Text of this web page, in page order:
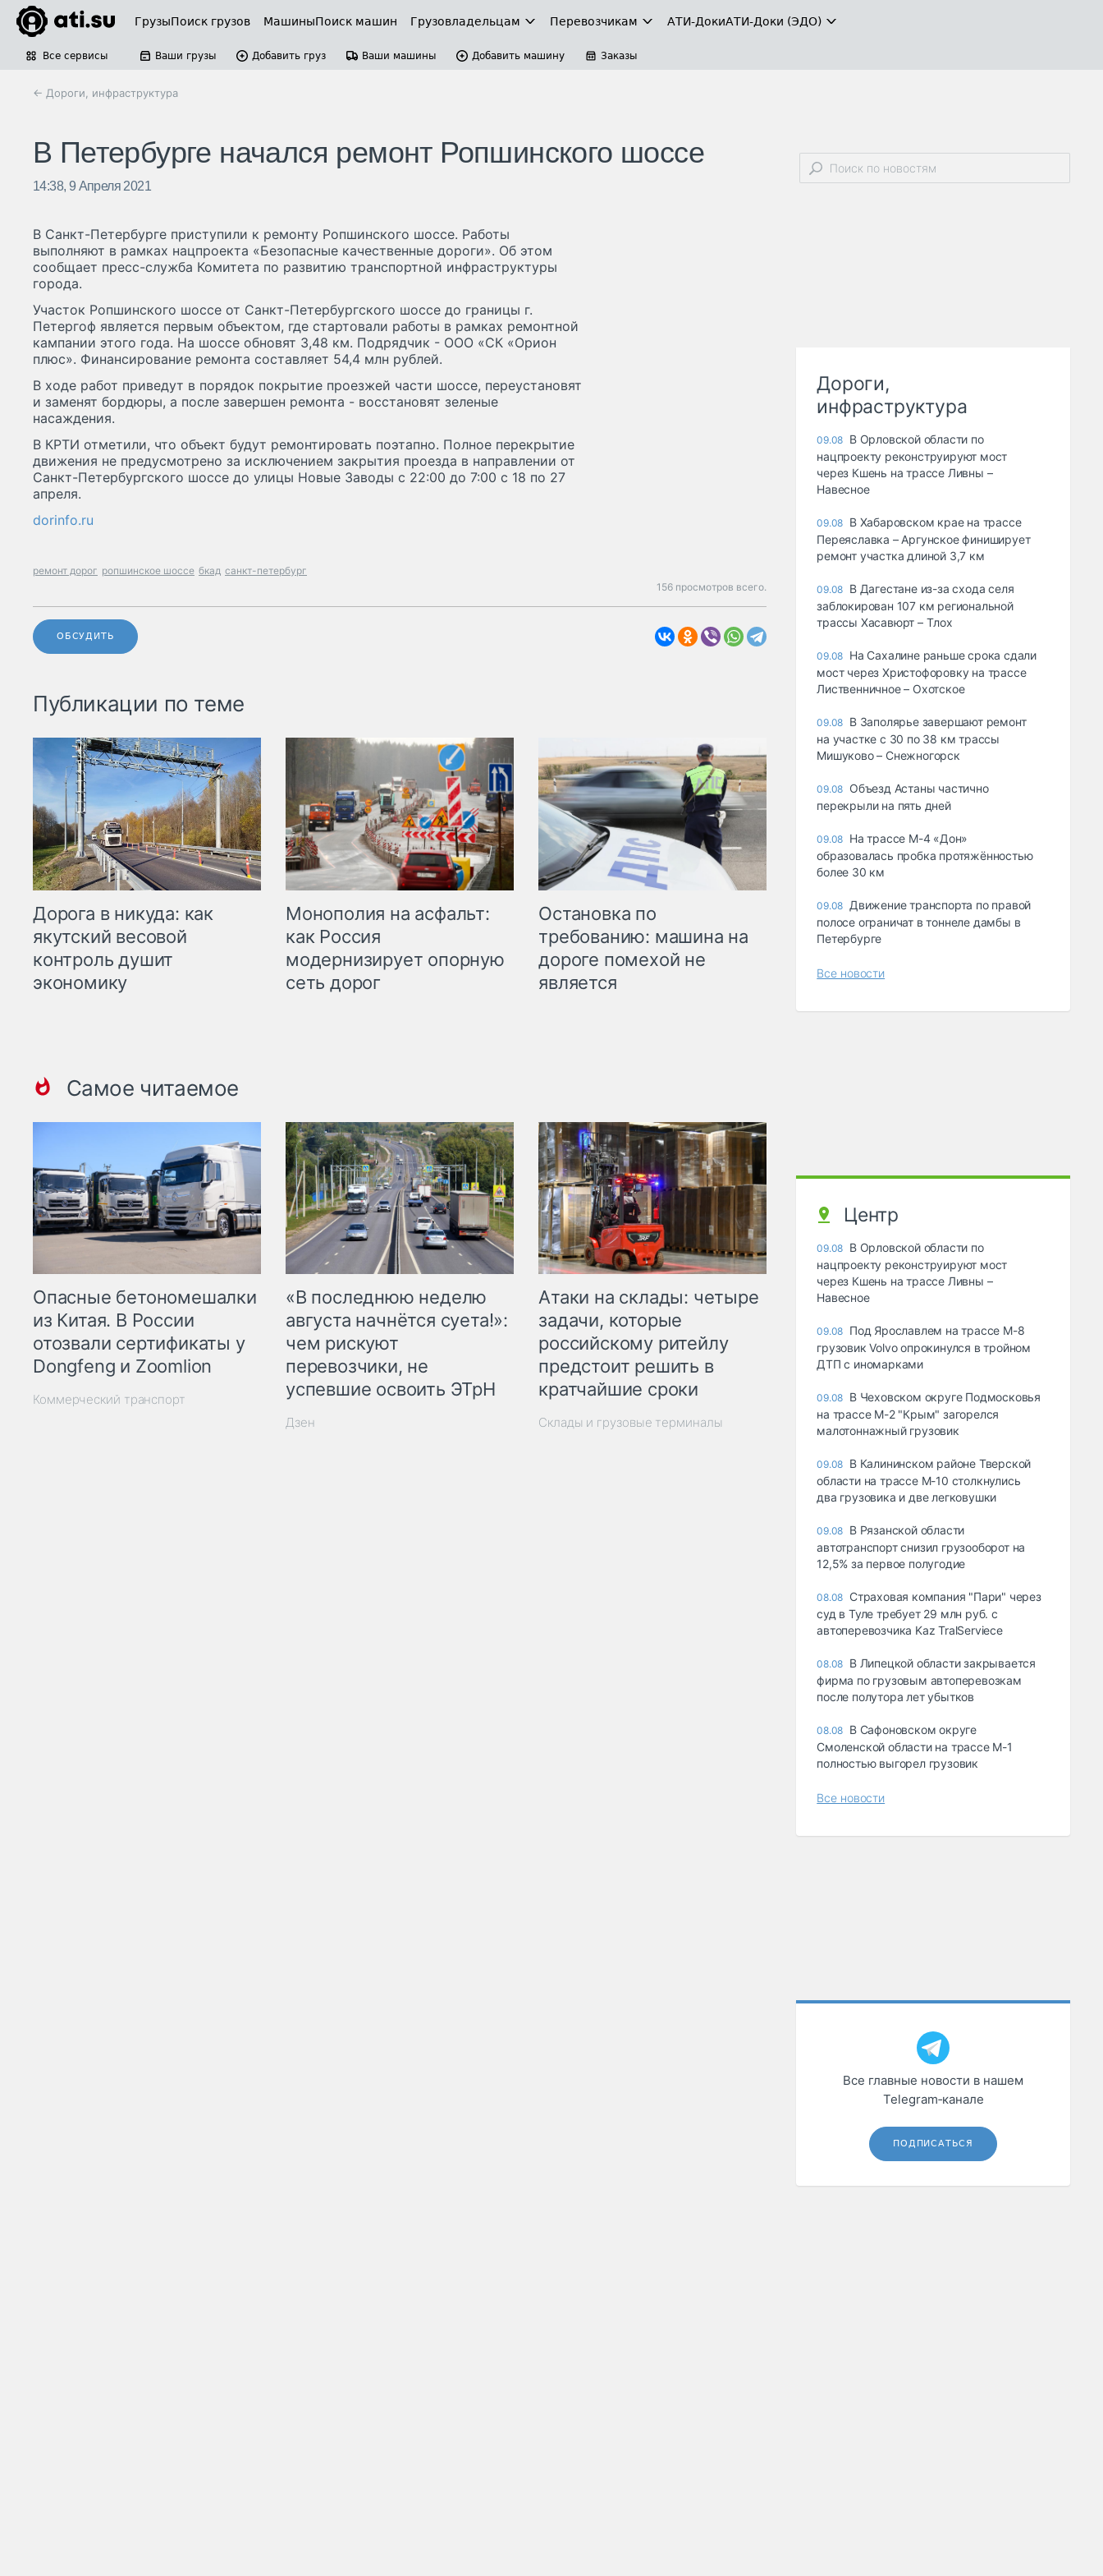
ГрузыПоиск грузов МашиныПоиск машин Грузовладельцам Перевозчикам АТИ-ДокиАТИ-Доки (ЭДО)
Все сервисы Ваши грузы Добавить груз Ваши машины Добавить машину Заказы
← Дороги, инфраструктура
В Петербурге начался ремонт Ропшинского шоссе
14:38, 9 Апреля 2021
В Санкт-Петербурге приступили к ремонту Ропшинского шоссе. Работы
выполняют в рамках нацпроекта «Безопасные качественные дороги». Об этом
сообщает пресс-служба Комитета по развитию транспортной инфраструктуры
города.
Участок Ропшинского шоссе от Санкт-Петербургского шоссе до границы г.
Петергоф является первым объектом, где стартовали работы в рамках ремонтной
кампании этого года. На шоссе обновят 3,48 км. Подрядчик - ООО «СК «Орион
плюс». Финансирование ремонта составляет 54,4 млн рублей.
В ходе работ приведут в порядок покрытие проезжей части шоссе, переустановят
и заменят бордюры, а после завершен ремонта - восстановят зеленые
насаждения.
В КРТИ отметили, что объект будут ремонтировать поэтапно. Полное перекрытие
движения не предусмотрено за исключением закрытия проезда в направлении от
Санкт-Петербургского шоссе до улицы Новые Заводы с 22:00 до 7:00 с 18 по 27
апреля.
dorinfo.ru
ремонт дорог ропшинское шоссе бкад санкт-петербург
156 просмотров всего.
ОБСУДИТЬ
Публикации по теме
Дорога в никуда: как
якутский весовой
контроль душит
экономику
Монополия на асфальт:
как Россия
модернизирует опорную
сеть дорог
Остановка по
требованию: машина на
дороге помехой не
является
Самое читаемое
Опасные бетономешалки
из Китая. В России
отозвали сертификаты у
Dongfeng и Zoomlion
Коммерческий транспорт
«В последнюю неделю
августа начнётся суета!»:
чем рискуют
перевозчики, не
успевшие освоить ЭТрН
Дзен
Атаки на склады: четыре
задачи, которые
российскому ритейлу
предстоит решить в
кратчайшие сроки
Склады и грузовые терминалы
Дороги,
инфраструктура
09.08 В Орловской области по
нацпроекту реконструируют мост
через Кшень на трассе Ливны –
Навесное
09.08 В Хабаровском крае на трассе
Переяславка – Аргунское финиширует
ремонт участка длиной 3,7 км
09.08 В Дагестане из-за схода селя
заблокирован 107 км региональной
трассы Хасавюрт – Тлох
09.08 На Сахалине раньше срока сдали
мост через Христофоровку на трассе
Лиственничное – Охотское
09.08 В Заполярье завершают ремонт
на участке с 30 по 38 км трассы
Мишуково – Снежногорск
09.08 Объезд Астаны частично
перекрыли на пять дней
09.08 На трассе М-4 «Дон»
образовалась пробка протяжённостью
более 30 км
09.08 Движение транспорта по правой
полосе ограничат в тоннеле дамбы в
Петербурге
Все новости
Центр
09.08 В Орловской области по
нацпроекту реконструируют мост
через Кшень на трассе Ливны –
Навесное
09.08 Под Ярославлем на трассе М-8
грузовик Volvo опрокинулся в тройном
ДТП с иномарками
09.08 В Чеховском округе Подмосковья
на трассе М-2 "Крым" загорелся
малотоннажный грузовик
09.08 В Калининском районе Тверской
области на трассе М-10 столкнулись
два грузовика и две легковушки
09.08 В Рязанской области
автотранспорт снизил грузооборот на
12,5% за первое полугодие
08.08 Страховая компания "Пари" через
суд в Туле требует 29 млн руб. с
автоперевозчика Kaz TralServiece
08.08 В Липецкой области закрывается
фирма по грузовым автоперевозкам
после полутора лет убытков
08.08 В Сафоновском округе
Смоленской области на трассе М-1
полностью выгорел грузовик
Все новости
Все главные новости в нашем
Telegram‑канале
ПОДПИСАТЬСЯ